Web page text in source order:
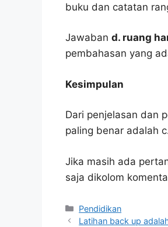
buku dan catatan
Jawaban d. ruang
pembahasan yang
Kesimpulan
Dari penjelasan dan
paling benar adalah
Jika masih ada
saja dikolom
Kategori
Pendidikan
Latihan back up